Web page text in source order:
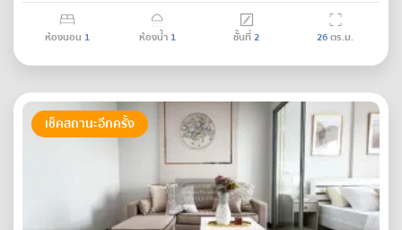
ห้องนอน 1 ห้องน้ำ 1 ชั้นที่2 26ตร.ม.
เช็คสถานะอีกครั้ง